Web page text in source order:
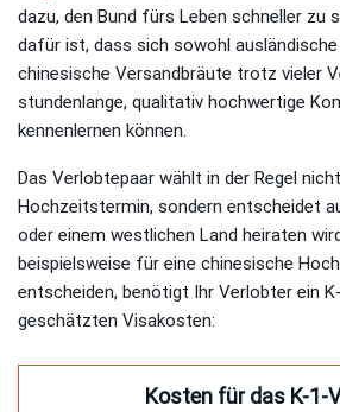
dazu, den Bund fürs Leben schneller zu
dafür ist, dass sich sowohl ausländische
chinesische Versandbräute trotz vieler
stundenlange, qualitativ hochwertige
kennenlernen können.
Das Verlobtepaar wählt in der Regel
Hochzeitstermin, sondern entscheidet
oder einem westlichen Land heiraten
beispielsweise für eine chinesische
entscheiden, benötigt Ihr Verlobter ein
geschätzten Visakosten:
Kosten für das K-1-